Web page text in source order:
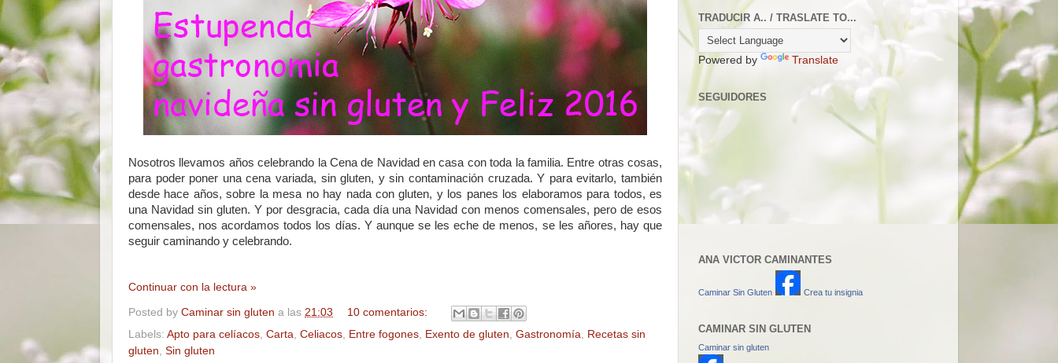
Nosotros llevamos años celebrando la Cena de Navidad en casa con toda la familia. Entre otras cosas,
para poder poner una cena variada, sin gluten, y sin contaminación cruzada. Y para evitarlo, también
desde hace años, sobre la mesa no hay nada con gluten, y los panes los elaboramos para todos, es
una Navidad sin gluten. Y por desgracia, cada día una Navidad con menos comensales, pero de esos
comensales, nos acordamos todos los días. Y aunque se les eche de menos, se les añores, hay que
seguir caminando y celebrando.
Continuar con la lectura »
Posted by Caminar sin gluten a las 21:03
10 comentarios:
Labels: Apto para celíacos Carta Celiacos Entre fogones Exento de gluten Gastronomía
Recetas sin
gluten Sin gluten
TRADUCIR A.. / TRASLATE TO...
Powered by Translate
SEGUIDORES
ANA VICTOR CAMINANTES
Caminar Sin Gluten Crea tu insignia
CAMINAR SIN GLUTEN
Caminar sin gluten